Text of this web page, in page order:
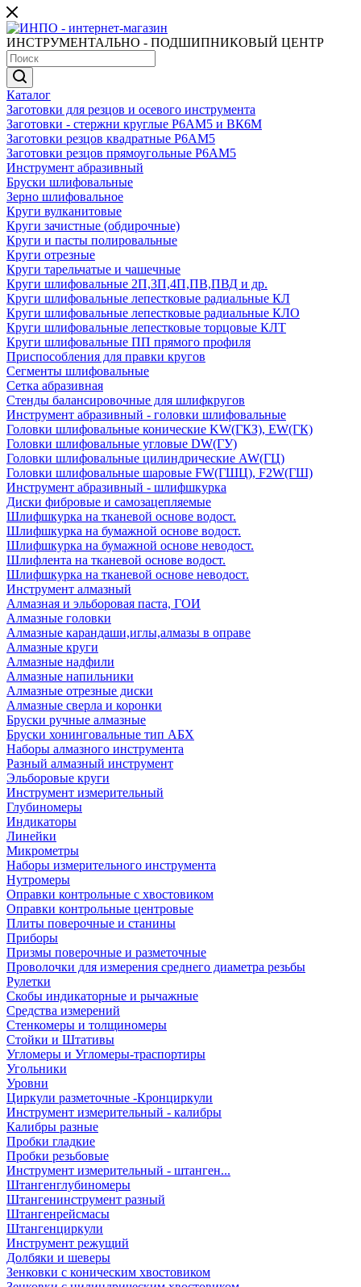
ИНСТРУМЕНТАЛЬНО - ПОДШИПНИКОВЫЙ ЦЕНТР
Каталог
Заготовки для резцов и осевого инструмента
Заготовки - стержни круглые Р6АМ5 и ВК6М
Заготовки резцов квадратные Р6АМ5
Заготовки резцов прямоугольные Р6АМ5
Инструмент абразивный
Бруски шлифовальные
Зерно шлифовальное
Круги вулканитовые
Круги зачистные (обдирочные)
Круги и пасты полировальные
Круги отрезные
Круги тарельчатые и чашечные
Круги шлифовальные 2П,3П,4П,ПВ,ПВД и др.
Круги шлифовальные лепестковые радиальные КЛ
Круги шлифовальные лепестковые радиальные КЛО
Круги шлифовальные лепестковые торцовые КЛТ
Круги шлифовальные ПП прямого профиля
Приспособления для правки кругов
Сегменты шлифовальные
Сетка абразивная
Стенды балансировочные для шлифкругов
Инструмент абразивный - головки шлифовальные
Головки шлифовальные конические KW(ГКЗ), EW(ГК)
Головки шлифовальные угловые DW(ГУ)
Головки шлифовальные цилиндрические AW(ГЦ)
Головки шлифовальные шаровые FW(ГШЦ), F2W(ГШ)
Инструмент абразивный - шлифшкурка
Диски фибровые и самозацепляемые
Шлифшкурка на тканевой основе водост.
Шлифшкурка на бумажной основе водост.
Шлифшкурка на бумажной основе неводост.
Шлифлента на тканевой основе водост.
Шлифшкурка на тканевой основе неводост.
Инструмент алмазный
Алмазная и эльборовая паста, ГОИ
Алмазные головки
Алмазные карандаши,иглы,алмазы в оправе
Алмазные круги
Алмазные надфили
Алмазные напильники
Алмазные отрезные диски
Алмазные сверла и коронки
Бруски ручные алмазные
Бруски хонинговальные тип АБХ
Наборы алмазного инструмента
Разный алмазный инструмент
Эльборовые круги
Инструмент измерительный
Глубиномеры
Индикаторы
Линейки
Микрометры
Наборы измерительного инструмента
Нутромеры
Оправки контрольные с хвостовиком
Оправки контрольные центровые
Плиты поверочные и станины
Приборы
Призмы поверочные и разметочные
Проволочки для измерения среднего диаметра резьбы
Рулетки
Скобы индикаторные и рычажные
Средства измерений
Стенкомеры и толщиномеры
Стойки и Штативы
Угломеры и Угломеры-траспортиры
Угольники
Уровни
Циркули разметочные -Кронциркули
Инструмент измерительный - калибры
Калибры разные
Пробки гладкие
Пробки резьбовые
Инструмент измерительный - штанген...
Штангенглубиномеры
Штангенинструмент разный
Штангенрейсмасы
Штангенциркули
Инструмент режущий
Долбяки и шеверы
Зенковки с коническим хвостовиком